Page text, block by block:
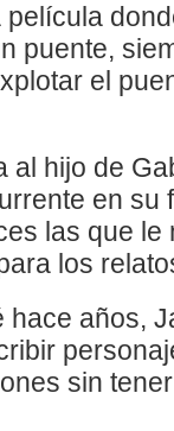
puente,
el
al hijo de
en su
las que
los
hace años,
sin